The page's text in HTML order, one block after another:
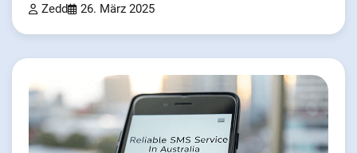
Zedd 26. März 2025